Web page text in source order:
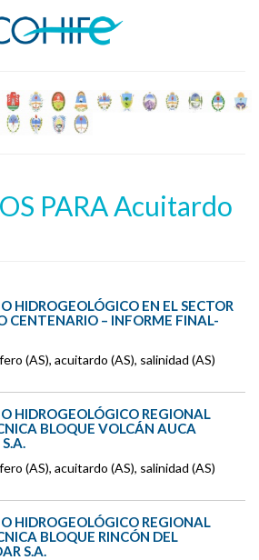
PARA Acuitardo
HIDROGEOLÓGICO EN EL SECTOR
CENTENARIO – INFORME FINAL-
(AS), acuitardo (AS), salinidad (AS)
HIDROGEOLÓGICO REGIONAL
BLOQUE VOLCÁN AUCA
(AS), acuitardo (AS), salinidad (AS)
HIDROGEOLÓGICO REGIONAL
BLOQUE RINCÓN DEL
S.A.